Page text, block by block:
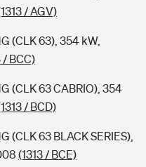
/ AGV)
(CLK 63), 354 kW,
/ BCC)
(CLK 63 CABRIO), 354
/ BCD)
(CLK 63 BLACK SERIES),
(1313 / BCE)